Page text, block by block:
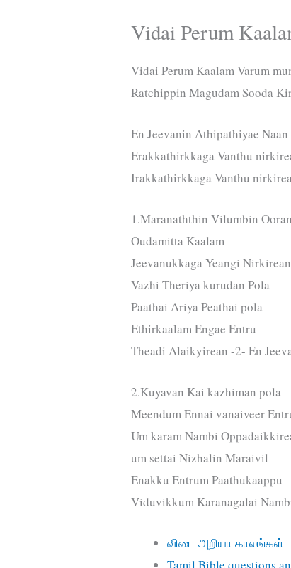
Vidai Perum
Vidai Perum Kaalam Varum
Ratchippin Magudam Sooda
En Jeevanin Athipathiyae
Erakkathirkkaga Vanthu
Irakkathirkkaga Vanthu
1.Maranaththin Vilumbin
Oudamitta Kaalam
Jeevanukkaga Yeangi Nirkirean
Vazhi Theriya kurudan Pola
Paathai Ariya Peathai pola
Ethirkaalam Engae Entru
Theadi Alaikyirean -2- En
2.Kuyavan Kai kazhiman pola
Meendum Ennai vanaiveer
Um karam Nambi
um settai Nizhalin Maraivil
Enakku Entrum Paathukaappu
Viduvikkum Karanagalai
விடை அறியா காலங்கள்